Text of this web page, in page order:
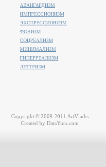
АВАНГАРДИЗМ
ИМПРЕССИОНИЗМ
ЭКСПРЕССИОНИЗМ
ФОВИЗМ
СОЦРЕАЛИЗМ
МИНИМАЛИЗМ
ГИПЕРРЕАЛИЗМ
ЛЕТТРИЗМ
Copyright © 2009-2011 ArtVladis
Created by DataYura.com